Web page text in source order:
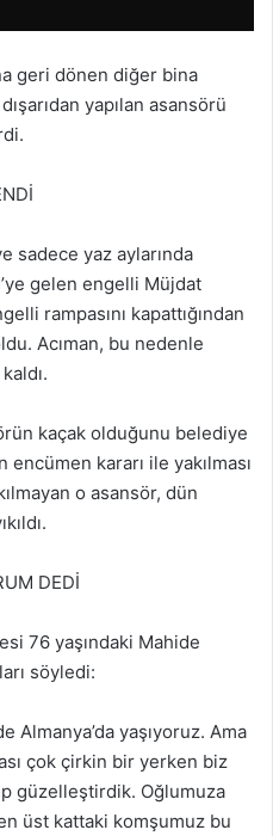
geri dönen diğer bina
yapılan asansörü
sadece yaz aylarında
gelen engelli Müjdat
rampasını kapattığından
Acıman, bu nedenle
kaçak olduğunu belediye
kararı ile yakılması
o asansör, dün
DEDİ
76 yaşındaki Mahide
söyledi:
Almanya’da yaşıyoruz. Ama
çok çirkin bir yerken biz
güzelleştirdik. Oğlumuza
üst kattaki komşumuz bu